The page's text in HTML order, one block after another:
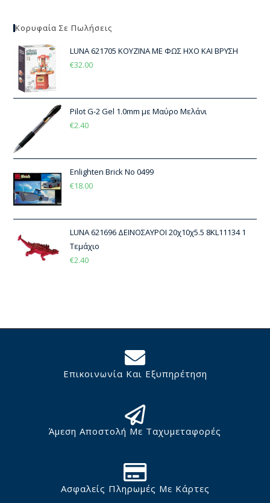
Κορυφαία Σε Πωλήσεις
LUNA 621705 ΚΟΥΖΙΝΑ ΜΕ ΦΩΣ ΗΧΟ ΚΑΙ ΒΡΥΣΗ
€32.00
Pilot G-2 Gel 1.0mm με Μαύρο Μελάνι
€2.40
Enlighten Brick No 0499
€18.00
LUNA 621696 ΔΕΙΝΟΣΑΥΡΟΙ 20χ10χ5.5 8KL11134 1
Τεμάχιο
€2.40
Επικοινωνία Και Εξυπηρέτηση
Άμεση Αποστολή Με Ταχυμεταφορές
Ασφαλείς Πληρωμές Με Κάρτες